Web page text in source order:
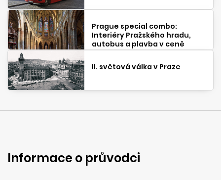
Prague special combo:
Interiéry Pražského hradu,
autobus a plavba v ceně
II. světová válka v Praze
Informace o průvodci